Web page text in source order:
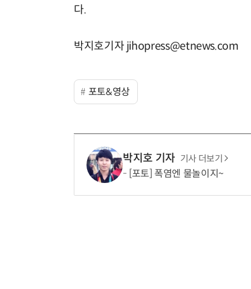
다.
박지호기자 jihopress@etnews.com
포토&영상
박지호 기자 기사 더보기
[포토] 폭염엔 물놀이지~